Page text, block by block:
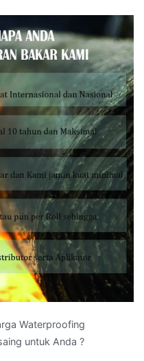
Waterproofing
untuk Anda ?